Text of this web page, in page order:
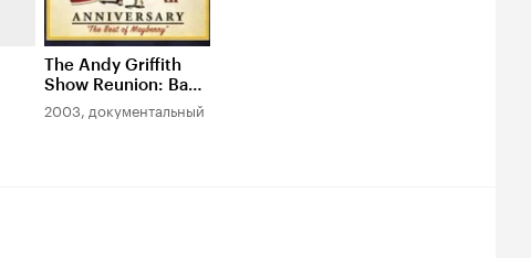
The Andy Griffith
Show Reunion: Back
to Mayberry
2003, документальный